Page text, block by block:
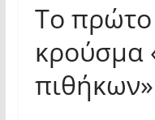
Το
κρούσμα